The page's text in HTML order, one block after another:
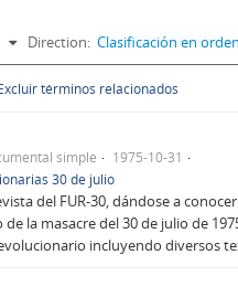
Direction: Clasificación en
términos relacionados
simple
1975-10-31
30 de julio
del FUR-30, dándose a
la masacre del 30 de julio de
incluyendo diversos